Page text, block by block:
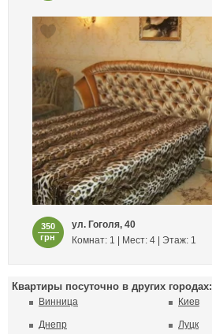
350
грн
ул. Гоголя, 40
Комнат: 1 | Мест: 4 | Этаж: 1
Квартиры посуточно в других городах:
Винница
Днепр
Киев
Луцк